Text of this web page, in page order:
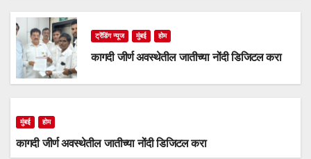
ट्रेंडिंग न्यूज मुंबई होम
कागदी जीर्ण अवस्थेतील जातीच्या नोंदी डिजिटल करा
मुंबई होम
कागदी जीर्ण अवस्थेतील जातीच्या नोंदी डिजिटल करा